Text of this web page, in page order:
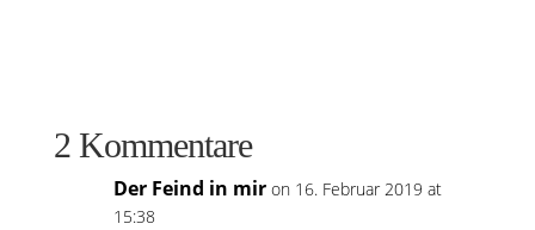
2 Kommentare
Der Feind in mir on 16. Februar 2019 at
15:38